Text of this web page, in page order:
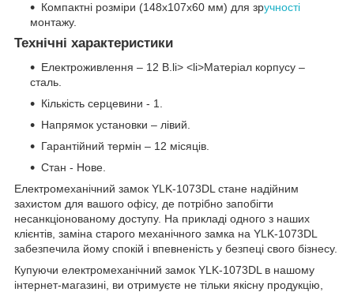
Компактні розміри (148х107х60 мм) для зручності
монтажу.
Технічні характеристики
Електроживлення – 12 В.li> <li>Матеріал корпусу –
сталь.
Кількість серцевини - 1.
Напрямок установки – лівий.
Гарантійний термін – 12 місяців.
Стан - Нове.
Електромеханічний замок YLK-1073DL стане надійним
захистом для вашого офісу, де потрібно запобігти
несанкціонованому доступу. На прикладі одного з наших
клієнтів, заміна старого механічного замка на YLK-1073DL
забезпечила йому спокій і впевненість у безпеці свого бізнесу.
Купуючи електромеханічний замок YLK-1073DL в нашому
інтернет-магазині, ви отримуєте не тільки якісну продукцію,